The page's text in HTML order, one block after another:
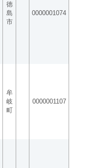
徳
島
市
0000001074
牟
岐
町
0000001107